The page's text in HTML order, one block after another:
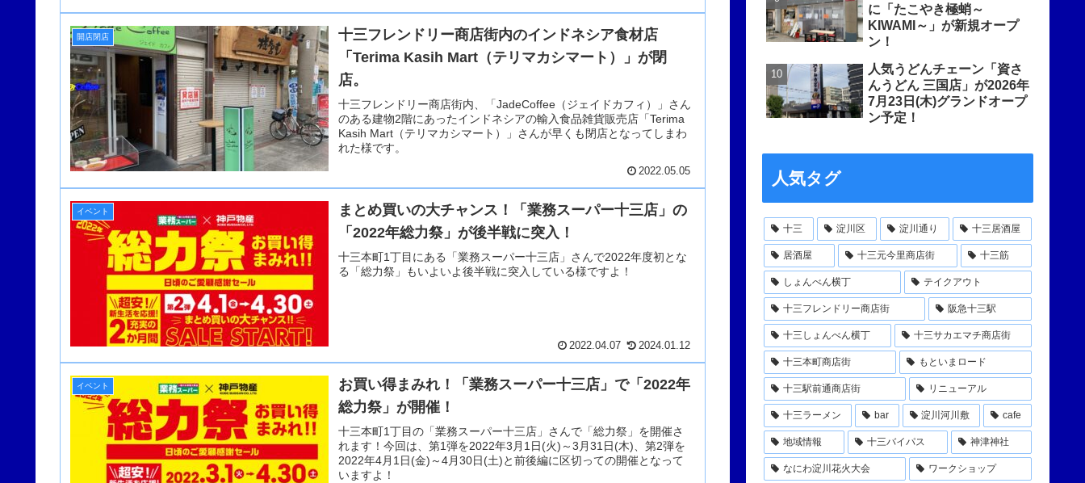
開店閉店
十三フレンドリー商店街内のインドネシア食材店
「Terima Kasih Mart（テリマカシマート）」が閉
店。
十三フレンドリー商店街内、「JadeCoffee（ジェイドカフィ）」さん
のある建物2階にあったインドネシアの輸入食品雑貨販売店「Terima
Kasih Mart（テリマカシマート）」さんが早くも閉店となってしまわ
れた様です。
2022.05.05
イベント
まとめ買いの大チャンス！「業務スーパー十三店」の
「2022年総力祭」が後半戦に突入！
十三本町1丁目にある「業務スーパー十三店」さんで2022年度初とな
る「総力祭」もいよいよ後半戦に突入している様ですよ！
2022.04.07 2024.01.12
イベント
お買い得まみれ！「業務スーパー十三店」で「2022年
総力祭」が開催！
十三本町1丁目の「業務スーパー十三店」さんで「総力祭」を開催さ
れます！今回は、第1弾を2022年3月1日(火)～3月31日(木)、第2弾を
2022年4月1日(金)～4月30日(土)と前後編に区切っての開催となって
いますよ！
に「たこやき極蛸～
KIWAMI～」が新規オープ
ン！
人気うどんチェーン「資さ
んうどん 三国店」が2026年
7月23日(木)グランドオープ
ン予定！
人気タグ
十三 淀川区 淀川通り 十三居酒屋
居酒屋 十三元今里商店街 十三筋
しょんべん横丁 テイクアウト
十三フレンドリー商店街 阪急十三駅
十三しょんべん横丁 十三サカエマチ商店街
十三本町商店街 もといまロード
十三駅前通商店街 リニューアル
十三ラーメン bar 淀川河川敷 cafe
地域情報 十三バイパス 神津神社
なにわ淀川花火大会 ワークショップ